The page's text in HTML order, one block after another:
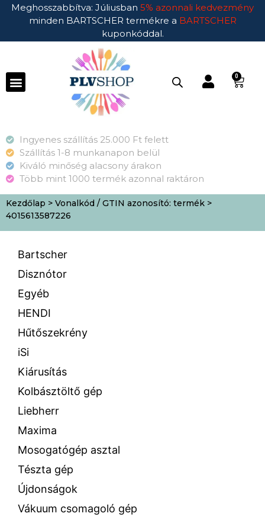
Meghosszabbítva: Júliusban 5% azonnali kedvezmény
minden BARTSCHER termékre a BARTSCHER
kuponkóddal.
0
Ingyenes szállítás 25.000 Ft felett
Szállítás 1-8 munkanapon belül
Kiváló minőség alacsony árakon
Több mint 1000 termék azonnal raktáron
Kezdőlap > Vonalkód / GTIN azonosító: termék >
4015613587226
Bartscher
Disznótor
Egyéb
HENDI
Hűtőszekrény
iSi
Kiárusítás
Kolbásztöltő gép
Liebherr
Maxima
Mosogatógép asztal
Tészta gép
Újdonságok
Vákuum csomagoló gép